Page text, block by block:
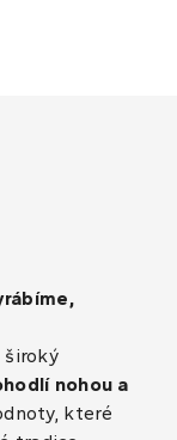
široký
nohou a
které